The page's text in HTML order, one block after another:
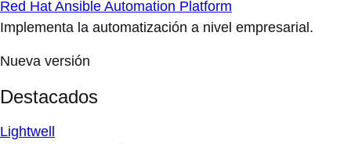
Red Hat Ansible Automation Platform
Implementa la automatización a nivel empresarial.
Nueva versión
Destacados
Lightwell